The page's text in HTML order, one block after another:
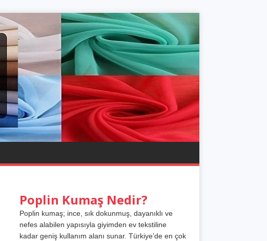
Poplin Kumaş Nedir?
Poplin kumaş; ince, sık dokunmuş, dayanıklı ve
nefes alabilen yapısıyla giyimden ev tekstiline
kadar geniş kullanım alanı sunar. Türkiye’de en çok